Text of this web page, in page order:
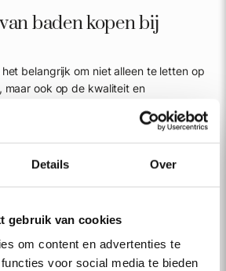
Details Over
gebruik van cookies
om content en advertenties te
voor social media te bieden
baden kopen bij
belangrijk om niet alleen te letten op
maar ook op de kwaliteit en
uit hoogwaardige materialen,
lang mee te gaan. Van moderne en
tot rijkelijk uitgewerkte modellen, ons
keuze die aansluit bij uw
stijl van uw badkamer.
alleen een bron van ontspanning,
van luxe en elegantie in de badkamer.
de muur en bieden daardoor meer